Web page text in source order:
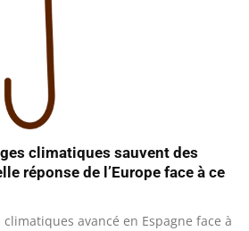
climatiques sauvent des
réponse de l’Europe face à ce
climatiques avancé en Espagne face à